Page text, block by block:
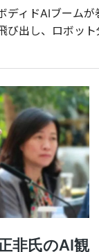
ディドAIブームが
び出し、ロボット